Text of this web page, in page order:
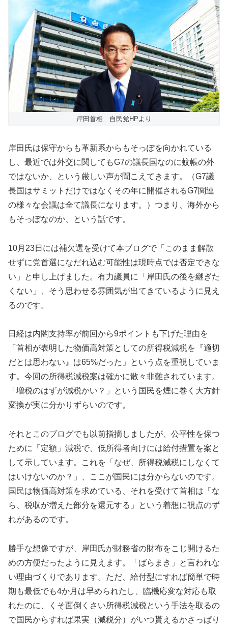
岸田首相 自民党HPより
岸田氏は保守からも革新系からもそっぽを向かれている
し、最近では外交に関してもG7の議長国なのに蚊帳の外
ではないか、という厳しい声が聞こえてきます。（G7議
長国はサミットだけではなくその年に開催されるG7関連
の様々な会議は全て議長になります。）つまり、海外から
もそっぽなのか、という話です。
10月23日には補欠選を受けて本ブログで「このまま解散
せずに党首選になだれ込む可能性は現時点では否定できな
い」と申し上げました。有力議員に「岸田氏の後を継ぎた
くない」、そう思わせる雰囲気が出てきているように見え
るのです。
日経は内閣支持率が前回から9ポイントも下げた理由を
「首相が表明した物価高対策としての所得税減税を『適切
だとは思わない』は65%だった」という点を重視していま
す。今回の所得税減税案は確かに散々非難されています。
「増税のはずが減税かい？」という国民を煙に巻く大方針
変換が実に分かりずらいのです。
それとこのブログでも以前指摘しましたが、公平性を保つ
ために「定額」減税で、低所得者向けには給付措置を案と
して示しています。これを「なぜ、所得税減税にしなくて
はいけないのか？」、ここが国民には分からないのです。
国民は物価高対策を求めている、それを受けて首相は「な
ら、税収が増えた部分を還元する」という着想に視点のず
れがあるのです。
勝手な想像ですが、岸田氏が財務省の財布をこじ開けるた
めの方便だったように見えます。「ばらまき」と言われな
い理由づくりであります。ただ、給付型にすれば簡単で時
期も最低でも4か月は早められたし、臨機応変な対応も取
れたのに、くそ面倒くさい所得税減税という手法を取るの
で国民からすれば果実（減税分）がいつ貰えるかさっぱり